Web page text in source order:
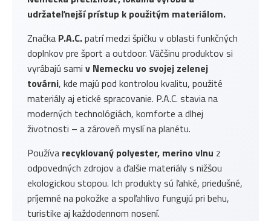
udržateľnejší prístup k použitým materiálom.
Značka P.A.C.patrí medzi špičku v oblasti funkčných
doplnkov pre šport a outdoor. Väčšinu produktov si
vyrábajú sami v Nemecku vo svojej zelenej
továrni, kde majú pod kontrolou kvalitu, použité
materiály aj etické spracovanie. P.A.C. stavia na
moderných technológiách, komforte a dlhej
životnosti – a zároveň myslí na planétu.
Používa recyklovaný polyester, merino vlnu z
odpovedných zdrojov a ďalšie materiály s nižšou
ekologickou stopou. Ich produkty sú ľahké, priedušné,
príjemné na pokožke a spoľahlivo fungujú pri behu,
turistike aj každodennom nosení.